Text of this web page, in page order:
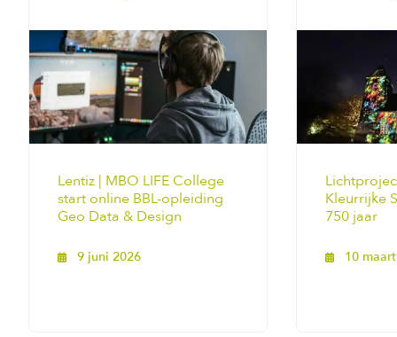
Lentiz | MBO LIFE College
start online BBL-opleiding
Geo Data & Design
9 juni 2026
Kleurrijke
750 jaar
10